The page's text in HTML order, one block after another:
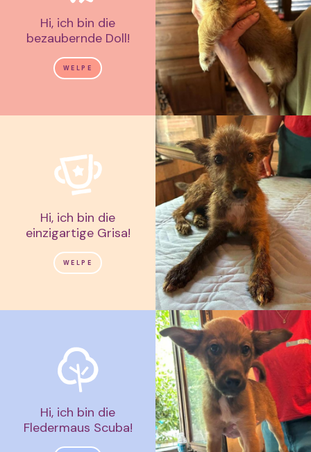
Hi, ich bin die
bezaubernde Doll!
WELPE
Hi, ich bin die
einzigartige Grisa!
WELPE
Hi, ich bin die
Fledermaus Scuba!